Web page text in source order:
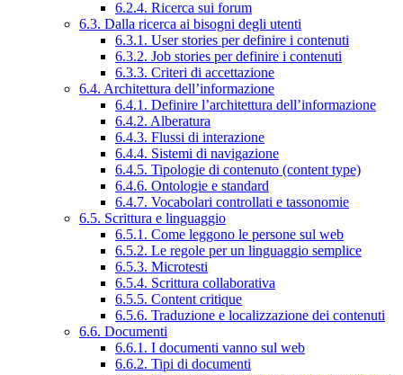
6.2.4. Ricerca sui forum
6.3. Dalla ricerca ai bisogni degli utenti
6.3.1. User stories per definire i contenuti
6.3.2. Job stories per definire i contenuti
6.3.3. Criteri di accettazione
6.4. Architettura dell’informazione
6.4.1. Definire l’architettura dell’informazione
6.4.2. Alberatura
6.4.3. Flussi di interazione
6.4.4. Sistemi di navigazione
6.4.5. Tipologie di contenuto (content type)
6.4.6. Ontologie e standard
6.4.7. Vocabolari controllati e tassonomie
6.5. Scrittura e linguaggio
6.5.1. Come leggono le persone sul web
6.5.2. Le regole per un linguaggio semplice
6.5.3. Microtesti
6.5.4. Scrittura collaborativa
6.5.5. Content critique
6.5.6. Traduzione e localizzazione dei contenuti
6.6. Documenti
6.6.1. I documenti vanno sul web
6.6.2. Tipi di documenti